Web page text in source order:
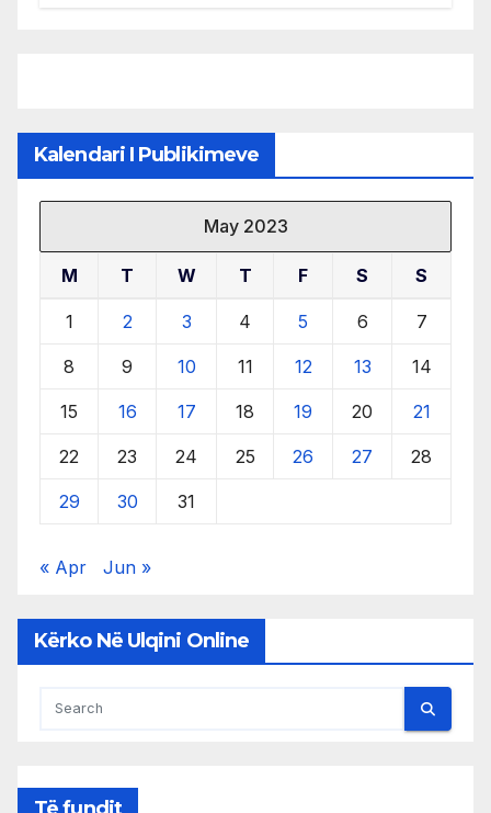
Kalendari I Publikimeve
May 2023
M T W T F S S
1 2 3 4 5 6 7
8 9 10 11 12 13 14
15 16 17 18 19 20 21
22 23 24 25 26 27 28
29 30 31
« Apr Jun »
Kërko Në Ulqini Online